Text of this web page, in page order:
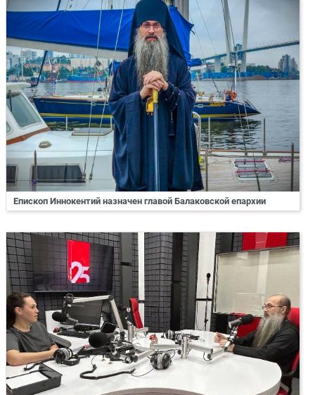
Епископ Иннокентий назначен главой Балаковской епархии